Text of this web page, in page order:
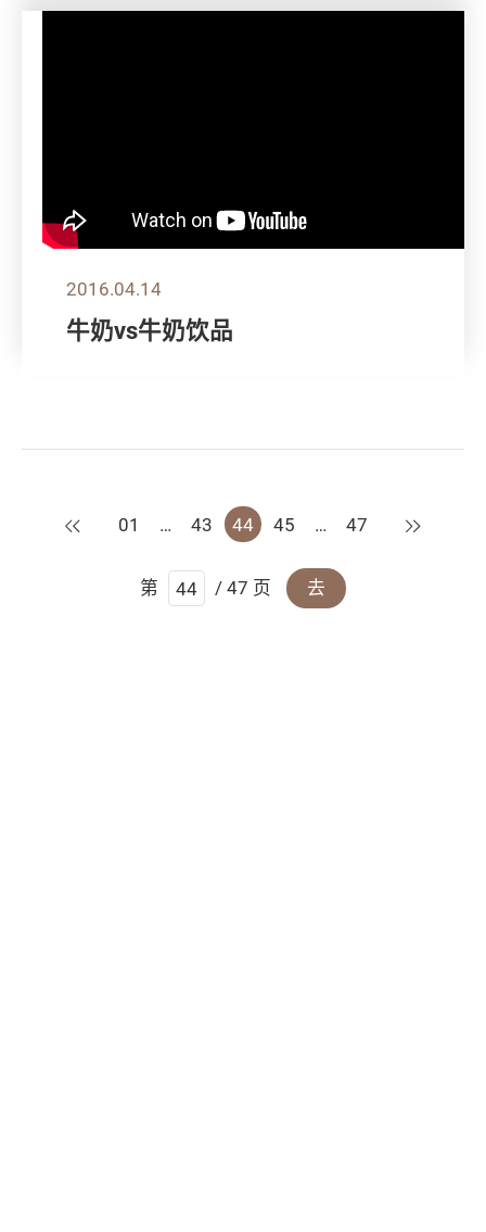
2016.04.14
牛奶vs牛奶饮品
上一页
01 … 43 44 45 … 47 下一页
第 / 47 页 去